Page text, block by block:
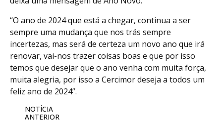
“O ano de 2024 que está a chegar, continua a ser
sempre uma mudança que nos trás sempre
incertezas, mas será de certeza um novo ano que irá
renovar, vai-nos trazer coisas boas e que por isso
temos que desejar que o ano venha com muita força,
muita alegria, por isso a Cercimor deseja a todos um
feliz ano de 2024”.
NOTÍCIA
ANTERIOR